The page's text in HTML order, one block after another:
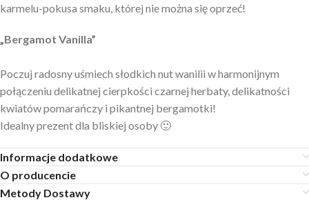
karmelu-pokusa smaku, której nie można się oprzeć!
„Bergamot Vanilla”
Poczuj radosny uśmiech słodkich nut wanilii w harmonijnym
połączeniu delikatnej cierpkości czarnej herbaty, delikatności
kwiatów pomarańczy i pikantnej bergamotki!
Idealny prezent dla bliskiej osoby 🙂
Informacje dodatkowe
O producencie
Metody Dostawy